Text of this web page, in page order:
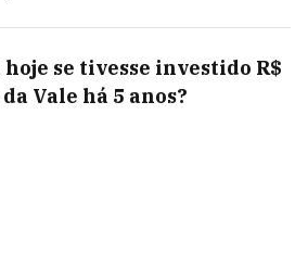
se tivesse investido R$
Vale há 5 anos?